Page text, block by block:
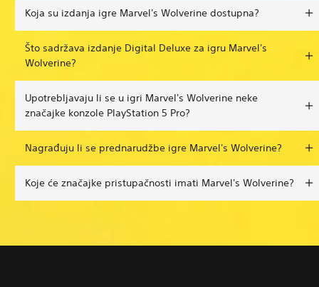
Koja su izdanja igre Marvel's Wolverine dostupna?
Što sadržava izdanje Digital Deluxe za igru Marvel's
Wolverine?
Upotrebljavaju li se u igri Marvel's Wolverine neke
značajke konzole PlayStation 5 Pro?
Nagrađuju li se prednarudžbe igre Marvel's Wolverine?
Koje će značajke pristupačnosti imati Marvel's Wolverine?